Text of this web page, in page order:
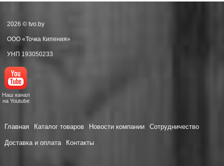
2026 © tvo.by
ООО «Точка Кипения»
УНП 193050233
Наш канал
на Youtube
Главная Каталог товаров Новости компании Сотрудничество
Доставка и оплата Контакты